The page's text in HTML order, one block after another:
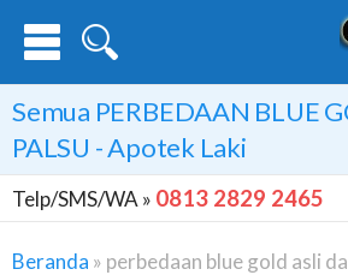
Semua PERBEDAAN BLUE
PALSU - Apotek Laki
Telp/SMS/WA » 0813 2829 2465
Beranda » perbedaan blue gold asli